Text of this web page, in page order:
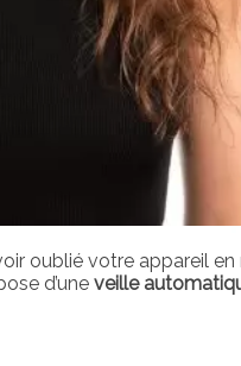
oublié votre appareil
d’une veille